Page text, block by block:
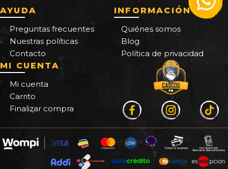
AYUDA
Preguntas frecuentes
Nuestras políticas
Contacto
INFORMACIÓN
Quiénes somos
Blog
Política de privacidad
MI CUENTA
Mi cuenta
Carrito
Finalizar compra